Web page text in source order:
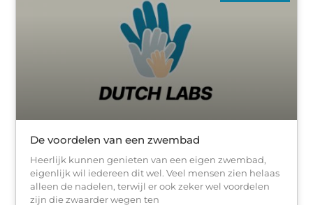
De voordelen van een zwembad
Heerlijk kunnen genieten van een eigen zwembad,
eigenlijk wil iedereen dit wel. Veel mensen zien helaas
alleen de nadelen, terwijl er ook zeker wel voordelen
zijn die zwaarder wegen ten